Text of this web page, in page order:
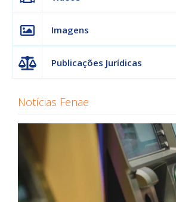
Imagens
Publicações Jurídicas
Notícias Fenae